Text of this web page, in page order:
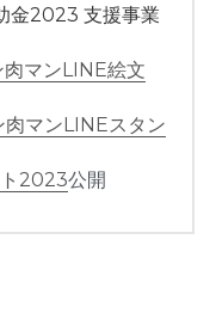
金2023 支援事業
肉マンLINE絵文
肉マンLINEスタン
ト2023公開